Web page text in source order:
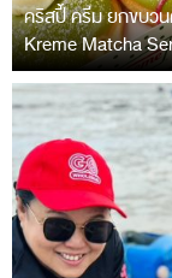
คริสปี้ ครีม ยกขบวน
Kreme Matcha